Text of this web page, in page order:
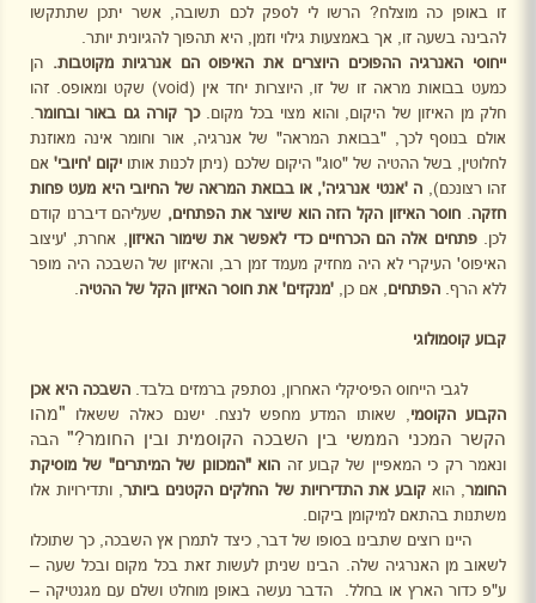
זו באופן כה מוצלח? הרשו לי לספק לכם תשובה, אשר יתכן שתתקשו
להבינה בשעה זו, אך באמצעות גילוי וזמן, היא תהפוך להגיונית יותר.
ייחוסי האנרגיה ההפוכים היוצרים את האיפוס הם אנרגיות מקוטבות. הן
כמעט בבואות מראה זו של זו, היוצרות יחד אין(void) שקט ומאופס. זהו
חלק מן האיזון של היקום, והוא מצוי בכל מקום.כך קורה גם באור ובחומר
אולם בנוסף לכך, "בבואת המראה" של אנרגיה, אור וחומר אינה מאוזנת
לחלוטין, בשל ההטיה של "סוג" היקום שלכם (ניתן לכנות אותו יקום 'חיובי'אם
זהו רצונכם), ה 'אנטי אנרגיה', או בבואת המראה של החיובי היא מעט פחות
חזקה
חוסר האיזון הקל הזה הוא שיוצר את הפתחים, שעליהם דיברנו קודם
לכן.פתחים אלה הם הכרחיים כדי לאפשר את שימור האיזון , אחרת, 'עיצוב
האיפוס' העיקרי לא היה מחזיק מעמד זמן רב, והאיזון של השבכה היה מופר
ללא הרף. הפתחים , אם כן, 'מנקזים' את חוסר האיזון הקל של ההטיה
קבוע קוסמולוגי
לגבי הייחוס הפיסיקלי האחרון, נסתפק ברמזים בלבד. השבכה היא אכן
הקבוע הקוסמי , שאותו המדע מחפש לנצח. ישנם כאלה ששאלו "מהו
הקשר המכני הממשי בין השבכה הקוסמית ובין החומר?" הבה
ונאמר רק כי המאפיין של קבוע זה הוא "המכוונן של המיתרים" של מוסיקת
החומר, הואקובע את התדירויות של החלקים הקטנים ביותר, ותדירויות אלו
משתנות בהתאם למיקומן ביקום.
היינו רוצים שתבינו בסופו של דבר, כיצד לתמרן אץ השבכה, כך שתוכלו
לשאוב מן האנרגיה שלה. הבינו שניתן לעשות זאת בכל מקום ובכל שעה –
ע"פ כדור הארץ או בחלל.
הדבר נעשה באופן מוחלט ושלם עם מגנטיקה –